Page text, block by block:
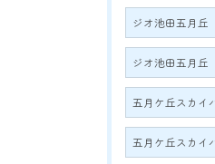
ジオ池田五月
ジオ池田五月
五月ケ丘スカ
五月ケ丘スカ